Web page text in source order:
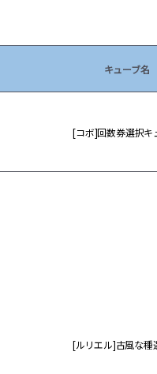
キューブ名
[コボ]回数券選択キ
[ルリエル]古風な種